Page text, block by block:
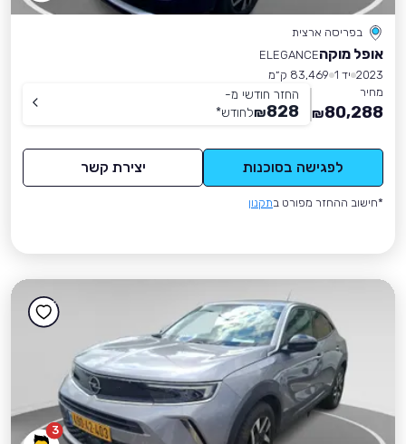
בפריסה ארצית
אופל מוקהELEGANCE
2023 יד 1
83,469 ק״מ
מחיר
80,288
₪
החזר חודשי מ-
828
₪לחודש*
לפגישה בסוכנות יצירת קשר
*חישוב ההחזר מפורט בתקנון
3